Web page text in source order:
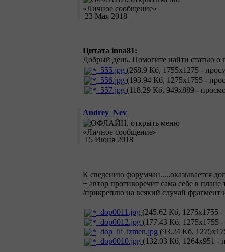
23 Мая 2018
Цитата inna81:
Добрый день. Помогите найти статью
555.jpg (268.9 Кб, 1755x1275 -
556.jpg (193.94 Кб, 1275x1755 -
557.jpg (118.29 Кб, 949x889 -
Andrey_Nev
15 Июня 2018
К сведению форумчан.....оказывается
+ автор противоречит сама себе в
/прикреплю на всякий случай фрагмент
dop0011.jpg (245.62 Кб, 1275x1755 -
dop0012.jpg (177.43 Кб, 1275x1755
dop_ili_izmen.jpg (93.24 Кб,
dop0010.jpg (132.03 Кб, 1264x951 -